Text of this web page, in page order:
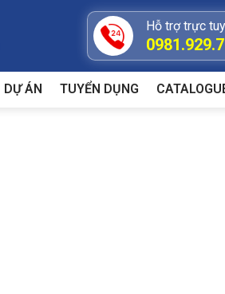
Hỗ trợ trực
DỰ ÁN TUYỂN DỤNG